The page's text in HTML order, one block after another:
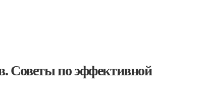
Советы по эффективной